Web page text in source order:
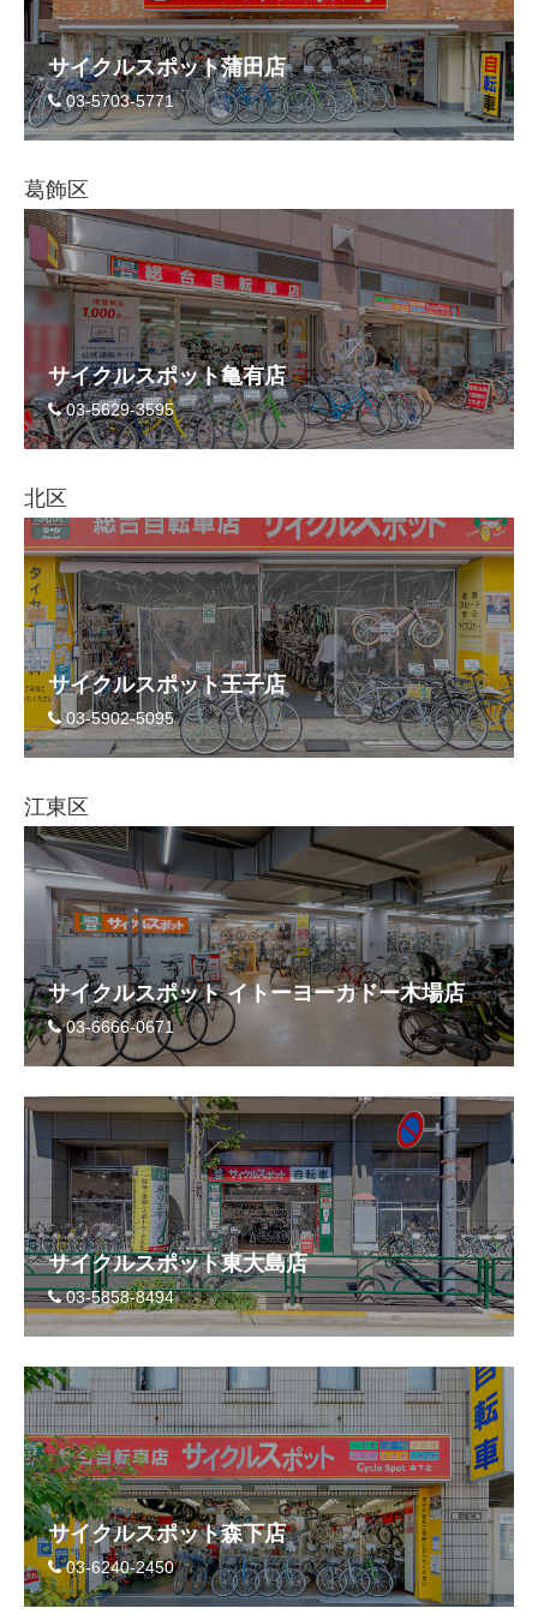
サイクルスポット蒲田店
03-5703-5771
葛飾区
サイクルスポット亀有店
03-5629-3595
北区
サイクルスポット王子店
03-5902-5095
江東区
サイクルスポット イトーヨーカドー木場店
03-6666-0671
サイクルスポット東大島店
03-5858-8494
サイクルスポット森下店
03-6240-2450